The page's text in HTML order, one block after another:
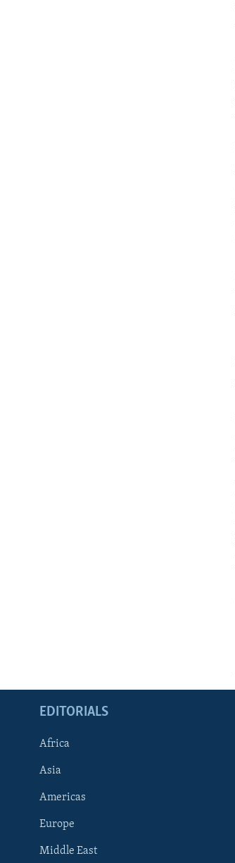
EDITORIALS
Africa
Asia
Americas
Europe
Middle East